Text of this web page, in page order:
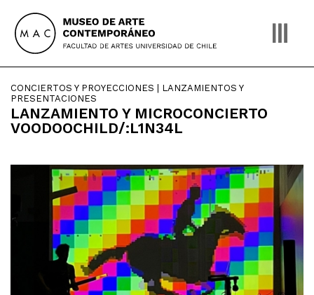
content
CONCIERTOS Y PROYECCIONES | LANZAMIENTOS Y
PRESENTACIONES
LANZAMIENTO Y MICROCONCIERTO
VOODOOCHILD/:L1N34L